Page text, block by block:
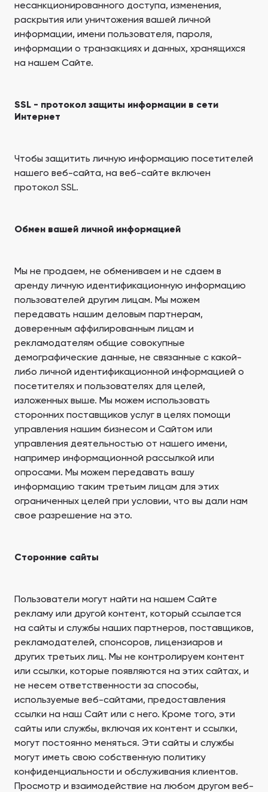
несанкционированного доступа, изменения,
раскрытия или уничтожения вашей личной
информации, имени пользователя, пароля,
информации о транзакциях и данных, хранящихся
на нашем Сайте.
SSL - протокол защиты информации в сети
Интернет
Чтобы защитить личную информацию посетителей
нашего веб-сайта, на веб-сайте включен
протокол SSL.
Обмен вашей личной информацией
Мы не продаем, не обмениваем и не сдаем в
аренду личную идентификационную информацию
пользователей другим лицам. Мы можем
передавать нашим деловым партнерам,
доверенным аффилированным лицам и
рекламодателям общие совокупные
демографические данные, не связанные с какой-
либо личной идентификационной информацией о
посетителях и пользователях для целей,
изложенных выше. Мы можем использовать
сторонних поставщиков услуг в целях помощи
управления нашим бизнесом и Сайтом или
управления деятельностью от нашего имени,
например информационной рассылкой или
опросами. Мы можем передавать вашу
информацию таким третьим лицам для этих
ограниченных целей при условии, что вы дали нам
свое разрешение на это.
Сторонние сайты
Пользователи могут найти на нашем Сайте
рекламу или другой контент, который ссылается
на сайты и службы наших партнеров, поставщиков,
рекламодателей, спонсоров, лицензиаров и
других третьих лиц. Мы не контролируем контент
или ссылки, которые появляются на этих сайтах, и
не несем ответственности за способы,
используемые веб-сайтами, предоставления
ссылки на наш Сайт или с него. Кроме того, эти
сайты или службы, включая их контент и ссылки,
могут постоянно меняться. Эти сайты и службы
могут иметь свою собственную политику
конфиденциальности и обслуживания клиентов.
Просмотр и взаимодействие на любом другом веб-